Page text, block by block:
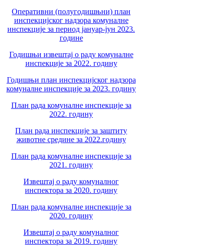
Оперативни (полугодишњни) план
инспекцијског надзора комуналне
инспекције за период јануар-јун 2023.
године
Годишњи извештај о раду комуналне
инспекције за 2022. годину
Годишњи план инспекцијског надзора
комуналне инспекције за 2023. годину
План рада комуналне инспекције за
2022. годину
План рада инспекције за заштиту
животне средине за 2022.годину
План рада комуналне инспекције за
2021. годину
Извештај о раду комуналног
инспектора за 2020. годину
План рада комуналне инспекције за
2020. годину
Извештај о раду комуналног
инспектора за 2019. годину